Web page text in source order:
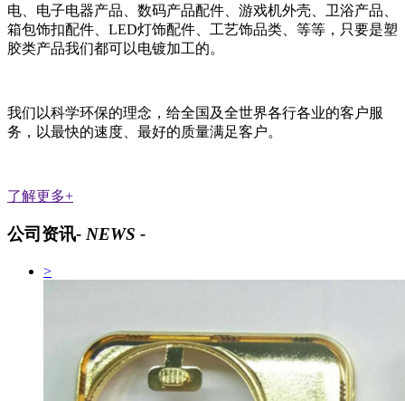
电、电子电器产品、数码产品配件、游戏机外壳、卫浴产品、
箱包饰扣配件、LED灯饰配件、工艺饰品类、等等，只要是塑
胶类产品我们都可以电镀加工的。
我们以科学环保的理念，给全国及全世界各行各业的客户服
务，以最快的速度、最好的质量满足客户。
了解更多+
公司资讯- NEWS -
>